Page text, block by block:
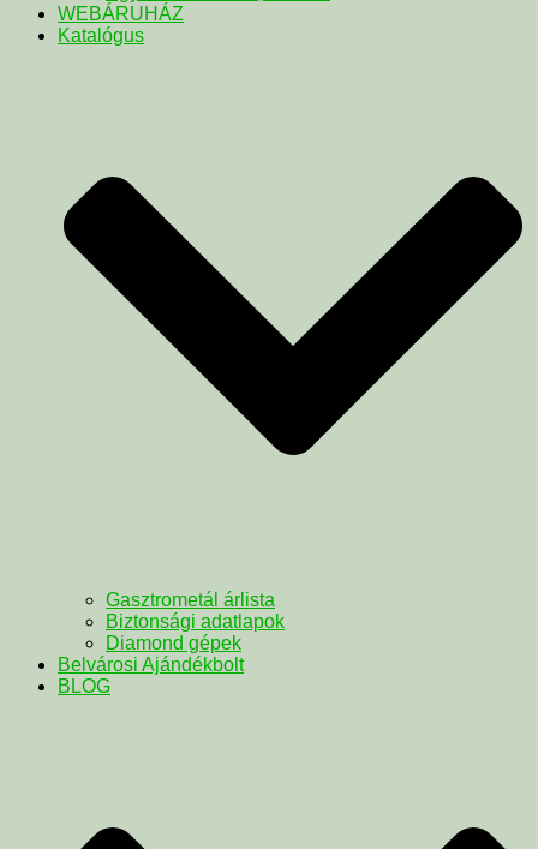
WEBÁRUHÁZ
Katalógus
Gasztrometál árlista
Biztonsági adatlapok
Diamond gépek
Belvárosi Ajándékbolt
BLOG